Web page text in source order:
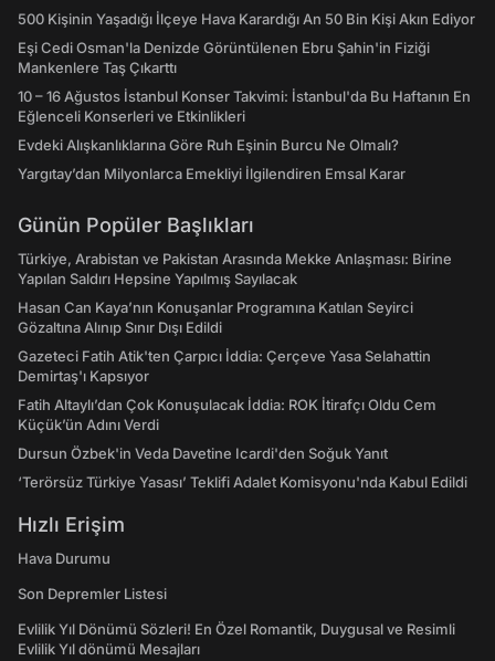
500 Kişinin Yaşadığı İlçeye Hava Karardığı An 50 Bin Kişi Akın Ediyor
Eşi Cedi Osman'la Denizde Görüntülenen Ebru Şahin'in Fiziği
Mankenlere Taş Çıkarttı
10 – 16 Ağustos İstanbul Konser Takvimi: İstanbul'da Bu Haftanın En
Eğlenceli Konserleri ve Etkinlikleri
Evdeki Alışkanlıklarına Göre Ruh Eşinin Burcu Ne Olmalı?
Yargıtay’dan Milyonlarca Emekliyi İlgilendiren Emsal Karar
Günün Popüler Başlıkları
Türkiye, Arabistan ve Pakistan Arasında Mekke Anlaşması: Birine
Yapılan Saldırı Hepsine Yapılmış Sayılacak
Hasan Can Kaya’nın Konuşanlar Programına Katılan Seyirci
Gözaltına Alınıp Sınır Dışı Edildi
Gazeteci Fatih Atik'ten Çarpıcı İddia: Çerçeve Yasa Selahattin
Demirtaş'ı Kapsıyor
Fatih Altaylı’dan Çok Konuşulacak İddia: ROK İtirafçı Oldu Cem
Küçük’ün Adını Verdi
Dursun Özbek'in Veda Davetine Icardi'den Soğuk Yanıt
‘Terörsüz Türkiye Yasası’ Teklifi Adalet Komisyonu'nda Kabul Edildi
Hızlı Erişim
Hava Durumu
Son Depremler Listesi
Evlilik Yıl Dönümü Sözleri! En Özel Romantik, Duygusal ve Resimli
Evlilik Yıl dönümü Mesajları